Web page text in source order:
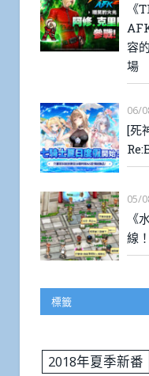
《
容
場
06/
[死
05/
《
線
標籤
2018年夏季新番